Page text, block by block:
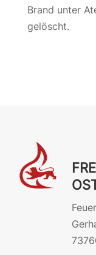
Brand unter
gelöscht.